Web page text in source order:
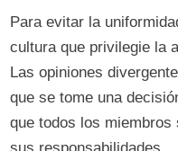
Para evitar la
cultura que privilegie la
Las opiniones
que se tome una
que todos los